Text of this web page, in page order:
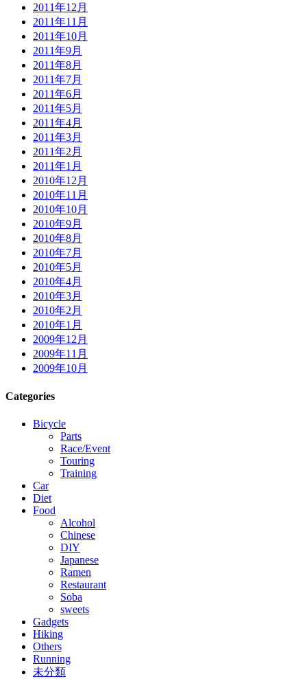
2011年12月
2011年11月
2011年10月
2011年9月
2011年8月
2011年7月
2011年6月
2011年5月
2011年4月
2011年3月
2011年2月
2011年1月
2010年12月
2010年11月
2010年10月
2010年9月
2010年8月
2010年7月
2010年5月
2010年4月
2010年3月
2010年2月
2010年1月
2009年12月
2009年11月
2009年10月
Categories
Bicycle
Parts
Race/Event
Touring
Training
Car
Diet
Food
Alcohol
Chinese
DIY
Japanese
Ramen
Restaurant
Soba
sweets
Gadgets
Hiking
Others
Running
未分類